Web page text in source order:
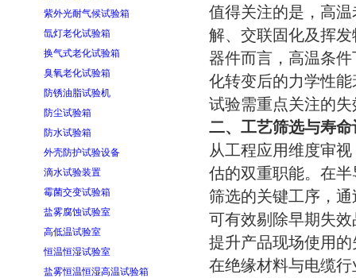
紫外光耐气候试验箱
氙灯老化试验箱
换气式老化试验箱
臭氧老化试验箱
防锈油脂试验机
防尘试验箱
防水试验箱
外壳防护试验设备
滴水试验装置
霉菌交变试验箱
盐雾腐蚀试验室
高低温试验室
恒温恒湿试验室
盐雾恒温恒湿高温试验箱
值得关注的是，高
解、交联固化及挥
器件而言，高温条
化转变后的力学性
试验需重点关注的
二、工艺筛选与寿
从工程应用维度审
估的双重职能。在
筛选的关键工序，
可有效剔除早期失
提升产品现场使用
在绝缘材料与电缆